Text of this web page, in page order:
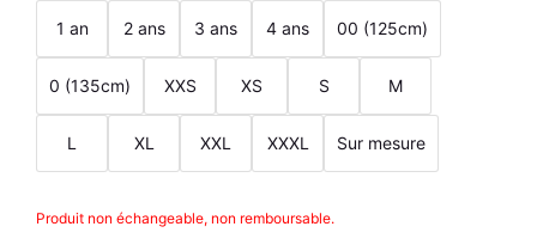
1 an 2 ans 3 ans 4 ans 00 (125cm)
0 (135cm) XXS XS S M
L XL XXL XXXL Sur mesure
Produit non échangeable, non remboursable.